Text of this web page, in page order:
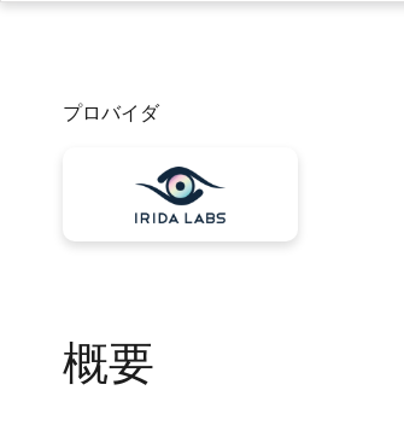
プロバイダ
概要